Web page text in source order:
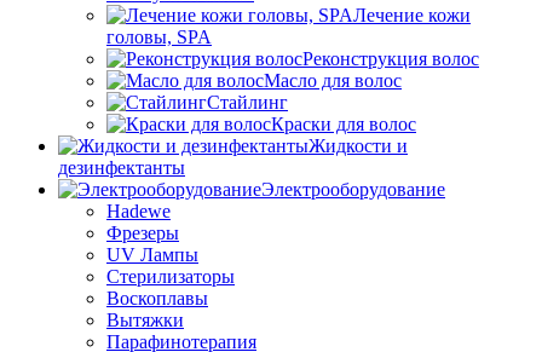
Лечение кожи
головы, SPA
Реконструкция волос
Масло для волос
Стайлинг
Краски для волос
Жидкости и
дезинфектанты
Электрооборудование
Hadewe
Фрезеры
UV Лампы
Стерилизаторы
Воскоплавы
Вытяжки
Парафинотерапия